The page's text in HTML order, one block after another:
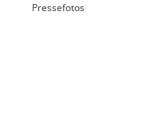
Pressefotos